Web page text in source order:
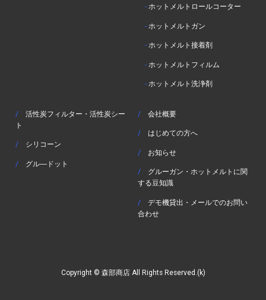
-ホットメルトロールコーター
- ホットメルトガン
-ホットメルト接着剤
- ホットメルトフィルム
-ホットメルト洗浄剤
/ 活性炭フィルター・活性炭シー
ト
/ シリコーン
/ グル―ドット
/ 会社概要
/ はじめての方へ
/ お知らせ
/ グルーガン・ホットメルトに関
する豆知識
/ デモ機貸出・メールでのお問い
合わせ
Copyright © 森部商店 All Rights Reserved.(k)